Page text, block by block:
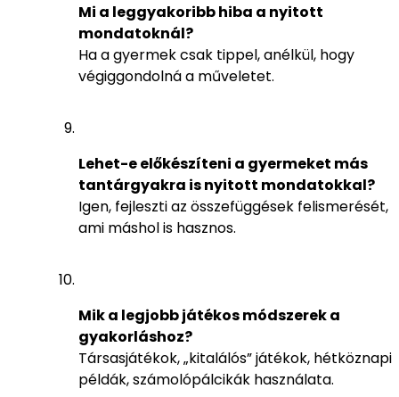
Mi a leggyakoribb hiba a nyitott
mondatoknál?
Ha a gyermek csak tippel, anélkül, hogy
végiggondolná a műveletet.
Lehet-e előkészíteni a gyermeket más
tantárgyakra is nyitott mondatokkal?
Igen, fejleszti az összefüggések felismerését,
ami máshol is hasznos.
Mik a legjobb játékos módszerek a
gyakorláshoz?
Társasjátékok, „kitalálós” játékok, hétköznapi
példák, számolópálcikák használata.